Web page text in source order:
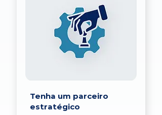
Tenha um parceiro
estratégico